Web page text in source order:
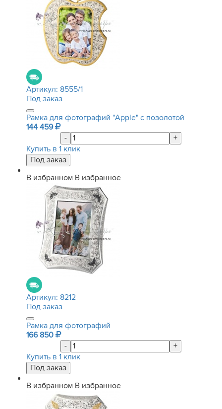
Артикул: 8555/1
Под заказ
Рамка для фотографий "Apple" с позолотой
144 459
-
+
Купить в 1 клик
В избранном В избранное
Артикул: 8212
Под заказ
Рамка для фотографий
166 850
-
+
Купить в 1 клик
В избранном В избранное